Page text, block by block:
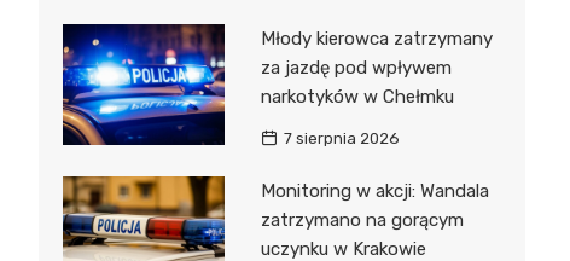
Młody kierowca zatrzymany
za jazdę pod wpływem
narkotyków w Chełmku
7 sierpnia 2026
Monitoring w akcji: Wandala
zatrzymano na gorącym
uczynku w Krakowie